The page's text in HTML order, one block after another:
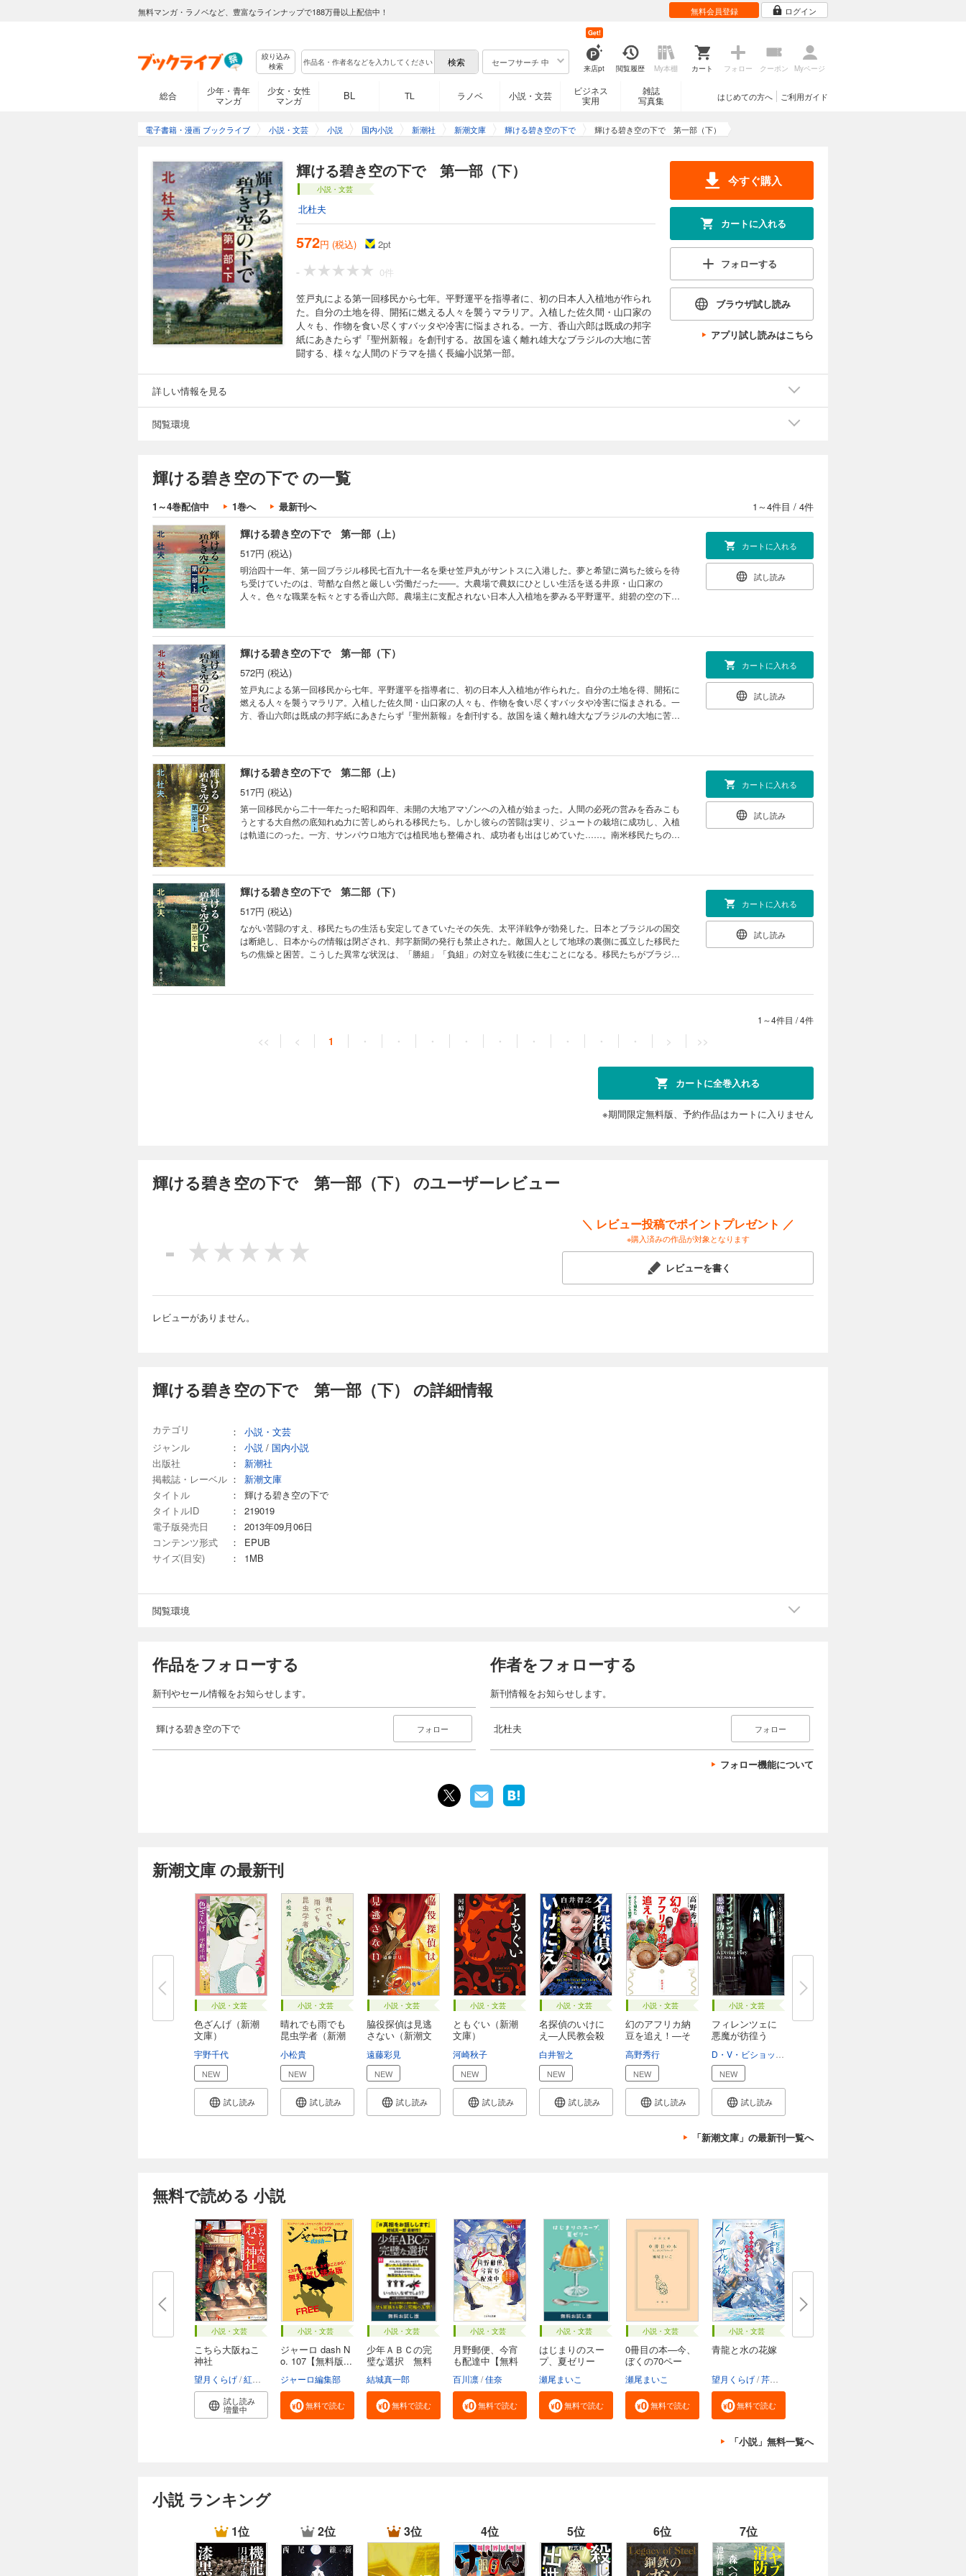
無料マンガ・ラノベなど、豊富なラインナップで188万冊以上配信中！ 無料会員登録 ログイン
絞り込み
検索
セーフサーチ 中
来店pt
Get!
閲覧履歴 My本棚 カート フォロー クーポン Myページ
総合
少年・青年
マンガ
少女・女性
マンガ
BL TL ラノベ 小説・文芸
ビジネス
実用
雑誌
写真集
ご利用ガイド
はじめての方へ
電子書籍・漫画 ブックライブ 小説・文芸 小説 国内小説 新潮社 新潮文庫 輝ける碧き空の下で 輝ける碧き空の下で 第一部（下）
輝ける碧き空の下で 第一部（下）
小説・文芸
北杜夫
572円 (税込) 2pt
-
0件
笠戸丸による第一回移民から七年。平野運平を指導者に、初の日本人入植地が作られ
た。自分の土地を得、開拓に燃える人々を襲うマラリア。入植した佐久間・山口家の
人々も、作物を食い尽くすバッタや冷害に悩まされる。一方、香山六郎は既成の邦字
紙にあきたらず『聖州新報』を創刊する。故国を遠く離れ雄大なブラジルの大地に苦
闘する、様々な人間のドラマを描く長編小説第一部。
今すぐ購入
カートに入れる
フォローする
ブラウザ試し読み
アプリ試し読みはこちら
詳しい情報を見る
閲覧環境
輝ける碧き空の下で の一覧
1～4巻配信中 1巻へ 最新刊へ 1～4件目 / 4件
輝ける碧き空の下で 第一部（上）
517円 (税込)
明治四十一年、第一回ブラジル移民七百九十一名を乗せ笠戸丸がサントスに入港した。夢と希望に満ちた彼らを待
ち受けていたのは、苛酷な自然と厳しい労働だった――。大農場で農奴にひとしい生活を送る井原・山口家の
人々。色々な職業を転々とする香山六郎。農場主に支配されない日本人入植地を夢みる平野運平。紺碧の空の下、
カートに入れる
試し読み
輝ける碧き空の下で 第一部（下）
572円 (税込)
笠戸丸による第一回移民から七年。平野運平を指導者に、初の日本人入植地が作られた。自分の土地を得、開拓に
燃える人々を襲うマラリア。入植した佐久間・山口家の人々も、作物を食い尽くすバッタや冷害に悩まされる。一
方、香山六郎は既成の邦字紙にあきたらず『聖州新報』を創刊する。故国を遠く離れ雄大なブラジルの大地に苦闘
カートに入れる
試し読み
輝ける碧き空の下で 第二部（上）
517円 (税込)
第一回移民から二十一年たった昭和四年、未開の大地アマゾンへの入植が始まった。人間の必死の営みを呑みこも
うとする大自然の底知れぬ力に苦しめられる移民たち。しかし彼らの苦闘は実り、ジュートの栽培に成功し、入植
は軌道にのった。一方、サンパウロ地方では植民地も整備され、成功者も出はじめていた……。南米移民たちの夢
カートに入れる
試し読み
輝ける碧き空の下で 第二部（下）
517円 (税込)
ながい苦闘のすえ、移民たちの生活も安定してきていたその矢先、太平洋戦争が勃発した。日本とブラジルの国交
は断絶し、日本からの情報は閉ざされ、邦字新聞の発行も禁止された。敵国人として地球の裏側に孤立した移民た
ちの焦燥と困苦。こうした異常な状況は、「勝組」「負組」の対立を戦後に生むことになる。移民たちがブラジル
カートに入れる
試し読み
1～4件目 /4件
<< < 1 ・ ・ ・ ・ ・ ・ ・ ・ ・ > >>
カートに全巻入れる
※期間限定無料版、予約作品はカートに入りません
輝ける碧き空の下で 第一部（下） のユーザーレビュー
-
＼ レビュー投稿でポイントプレゼント ／
※購入済みの作品が対象となります
レビューを書く
レビューがありません。
輝ける碧き空の下で 第一部（下） の詳細情報
カテゴリ ：
小説・文芸
ジャンル
： 小説 / 国内小説
出版社
：
新潮社
掲載誌・レーベル ：
新潮文庫
タイトル
：
輝ける碧き空の下で
タイトルID
：
219019
電子版発売日
：
2013年09月06日
コンテンツ形式
：
EPUB
サイズ(目安)
： 1MB
閲覧環境
作品をフォローする
新刊やセール情報をお知らせします。
輝ける碧き空の下で フォロー
作者をフォローする
新刊情報をお知らせします。
北杜夫 フォロー
フォロー機能について
新潮文庫 の最新刊
小説・文芸
色ざんげ（新潮
文庫）
宇野千代
NEW
試し読み
小説・文芸
晴れでも雨でも
昆虫学者（新潮
小松貴
NEW
試し読み
小説・文芸
脇役探偵は見逃
さない（新潮文
遠藤彩見
NEW
試し読み
小説・文芸
ともぐい（新潮
文庫）
河崎秋子
NEW
試し読み
小説・文芸
名探偵のいけに
え―人民教会殺
白井智之
NEW
試し読み
小説・文芸
幻のアフリカ納
豆を追え！―そ
高野秀行
NEW
試し読み
小説・文芸
フィレンツェに
悪魔が彷徨う
NEW
試し読み
「新潮文庫」の最新刊一覧へ
無料で読める 小説
小説・文芸
こちら大阪ねこ
神社
望月くらげ 紅木春
試し読み
増量中
小説・文芸
ジャーロ dash N
o. 107【無料版...
ジャーロ編集部
無料で読む
小説・文芸
少年ＡＢＣの完
璧な選択 無料
結城真一郎
無料で読む
小説・文芸
月野郵便、今宵
も配達中【無料
百川凛 佳奈
無料で読む
小説・文芸
はじまりのスー
プ、夏ゼリー
瀬尾まいこ
無料で読む
小説・文芸
0冊目の本―今、
ぼくの70ペー
瀬尾まいこ
無料で読む
小説・文芸
青龍と水の花嫁
望月くらげ 芹田ジョン
無料で読む
「小説」無料一覧へ
小説 ランキング
1位 2位 3位 4位 5位 6位 7位